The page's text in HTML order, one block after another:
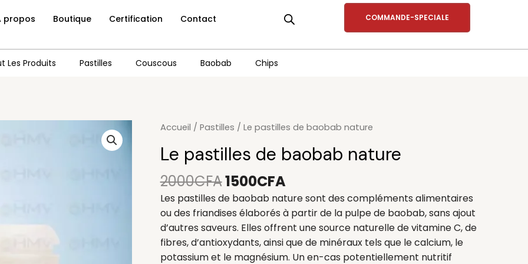
propos Boutique Certification Contact COMMANDE-SPECIALE
Les Produits Pastilles Couscous Baobab Chips
Accueil / Pastilles / Le pastilles de baobab nature
Le pastilles de baobab nature
2000CFA
Le
initial
était :
2000CFA.
1500CFA
Le
actuel
1500CFA.
Les pastilles de baobab nature sont des compléments alimentaires
ou des friandises élaborés à partir de la pulpe de baobab, sans ajout
d’autres saveurs. Elles offrent une source naturelle de vitamine C, de
fibres, d’antioxydants, ainsi que de minéraux tels que le calcium, le
potassium et le magnésium. Un en-cas potentiellement nutritif
quantité
Le
de
baobab
nature